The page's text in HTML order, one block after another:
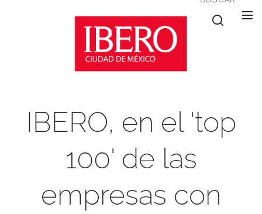
IBERO, en el 'top
100' de las
empresas con